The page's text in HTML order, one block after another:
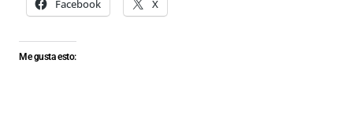
Facebook X
Me gusta esto: